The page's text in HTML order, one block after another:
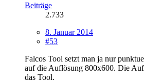
Beiträge
2.733
8. Januar 2014
#53
Falcos Tool setzt man ja nur
auf die Auflösung 800x600. Die
das Tool.